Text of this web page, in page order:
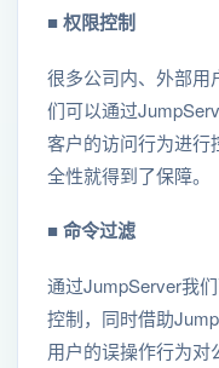
■ 权限控制
很多公司内、外部用
们可以通过
客户的访问行为进行
全性就得到了保障。
■ 命令过滤
通过JumpServer我
控制，同时借助
用户的误操作行为对